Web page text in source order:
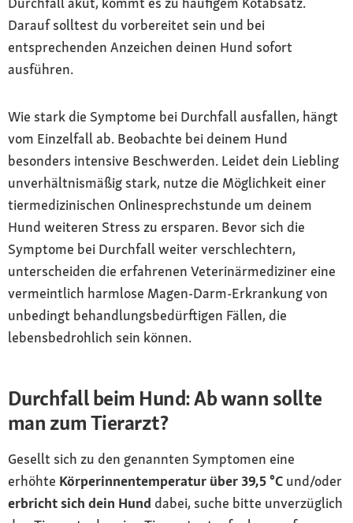
Darauf solltest du vorbereitet sein und bei
entsprechenden Anzeichen deinen Hund sofort
ausführen.
Wie stark die Symptome bei Durchfall ausfallen, hängt
vom Einzelfall ab. Beobachte bei deinem Hund
besonders intensive Beschwerden. Leidet dein Liebling
unverhältnismäßig stark, nutze die Möglichkeit einer
tiermedizinischen Onlinesprechstunde um deinem
Hund weiteren Stress zu ersparen. Bevor sich die
Symptome bei Durchfall weiter verschlechtern,
unterscheiden die erfahrenen Veterinärmediziner eine
vermeintlich harmlose Magen-Darm-Erkrankung von
unbedingt behandlungsbedürftigen Fällen, die
lebensbedrohlich sein können.
Durchfall beim Hund: Ab wann sollte
man zum Tierarzt?
Gesellt sich zu den genannten Symptomen eine
erhöhte Körperinnentemperatur über 39,5 °C und/oder
erbricht sich dein Hund dabei, suche bitte unverzüglich